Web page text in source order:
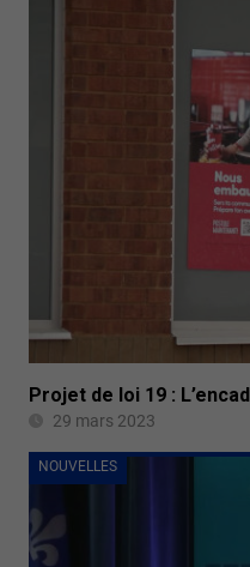
Projet de loi 19 :
29 mars 2023
NOUVELLES